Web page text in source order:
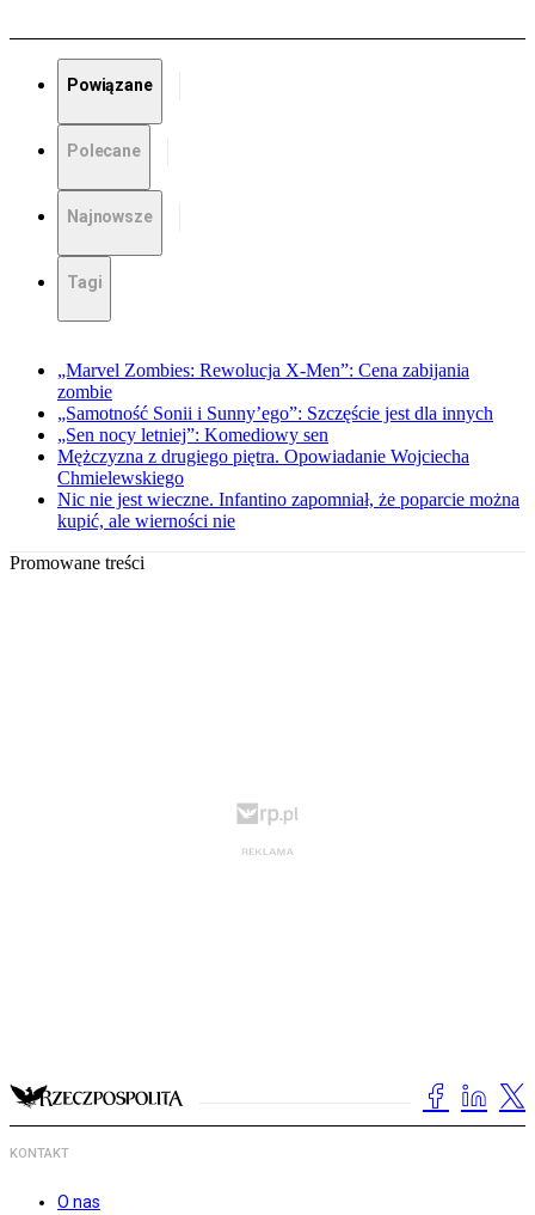
Powiązane
Polecane
Najnowsze
Tagi
„Marvel Zombies: Rewolucja X-Men”: Cena zabijania
zombie
„Samotność Sonii i Sunny’ego”: Szczęście jest dla innych
„Sen nocy letniej”: Komediowy sen
Mężczyzna z drugiego piętra. Opowiadanie Wojciecha
Chmielewskiego
Nic nie jest wieczne. Infantino zapomniał, że poparcie można
kupić, ale wierności nie
Promowane treści
KONTAKT
O nas